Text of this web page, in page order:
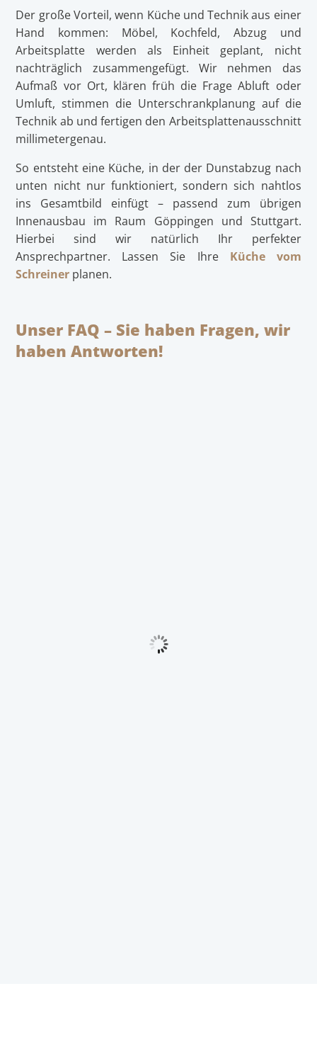
Der große Vorteil, wenn Küche und Technik aus einer
Hand kommen: Möbel, Kochfeld, Abzug und
Arbeitsplatte werden als Einheit geplant, nicht
nachträglich zusammengefügt. Wir nehmen das
Aufmaß vor Ort, klären früh die Frage Abluft oder
Umluft, stimmen die Unterschrankplanung auf die
Technik ab und fertigen den Arbeitsplattenausschnitt
millimetergenau.
So entsteht eine Küche, in der der Dunstabzug nach
unten nicht nur funktioniert, sondern sich nahtlos
ins Gesamtbild einfügt – passend zum übrigen
Innenausbau im Raum Göppingen und Stuttgart.
Hierbei sind wir natürlich Ihr perfekter
Ansprechpartner. Lassen Sie Ihre Küche vom
Schreiner planen.
Unser FAQ – Sie haben Fragen, wir
haben Antworten!